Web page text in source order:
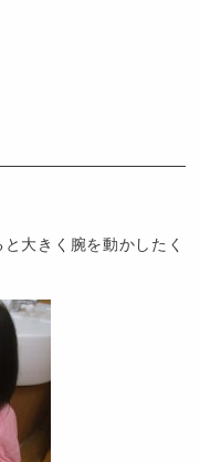
大きく腕を動かしたく